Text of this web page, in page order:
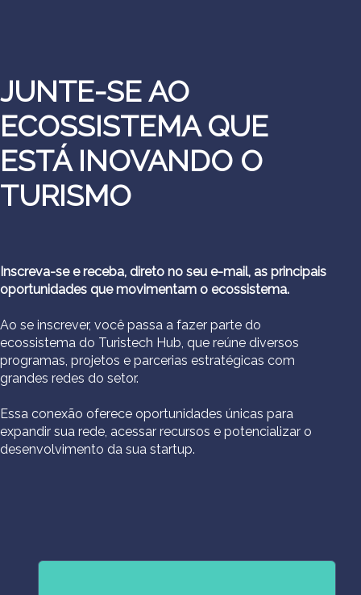
JUNTE-SE AO
ECOSSISTEMA QUE
ESTÁ INOVANDO O
TURISMO
Inscreva-se e receba, direto no seu e-mail, as principais
oportunidades que movimentam o ecossistema.
Ao se inscrever, você passa a fazer parte do
ecossistema do Turistech Hub, que reúne diversos
programas, projetos e parcerias estratégicas com
grandes redes do setor.
Essa conexão oferece oportunidades únicas para
expandir sua rede, acessar recursos e potencializar o
desenvolvimento da sua startup.